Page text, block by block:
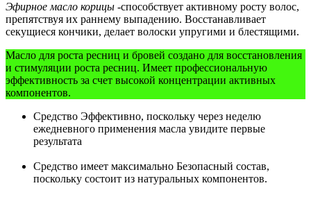
Эфирное масло корицы -способствует активному росту волос,
препятствуя их раннему выпадению. Восстанавливает
секущиеся кончики, делает волоски упругими и блестящими.
Масло для роста ресниц и бровей создано для восстановления
и стимуляции роста ресниц. Имеет профессиональную
эффективность за счет высокой концентрации активных
компонентов.
Средство Эффективно, поскольку через неделю
ежедневного применения масла увидите первые
результата
Средство имеет максимально Безопасный состав,
поскольку состоит из натуральных компонентов.